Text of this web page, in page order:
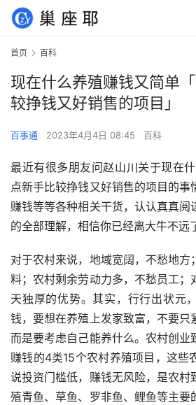
首页 百科
现在什么养殖赚钱又简单
较挣钱又好销售的项目」
百事通 2023年4月4日 08:45 百科
最近有很多朋友问赵山川关于现在
点新手比较挣钱又好销售的项目的事
赚钱等等各种相关干货，认认真真阅
的全部理解，相信你已经离大牛不远
对于农村来说，地域宽阔，不愁地方
料；农村剩余劳动力多，不愁员工；
天独厚的优势。其实，行行出状元
钱，要想在养殖上发家致富，不要只
而是要考虑自己能养什么。农村创业
赚钱的4类15个农村养殖项目，这些
说投资门槛低，赚钱无风险，是农村
殖青鱼、草鱼、罗非鱼、鲤鱼等主要